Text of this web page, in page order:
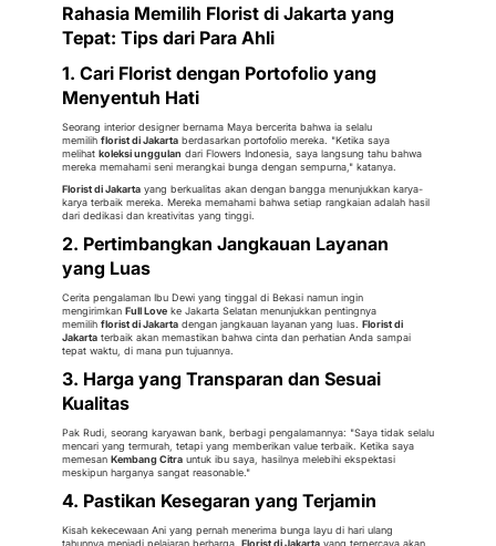
Rahasia Memilih Florist di Jakarta yang
Tepat: Tips dari Para Ahli
1. Cari Florist dengan Portofolio yang
Menyentuh Hati
Seorang interior designer bernama Maya bercerita bahwa ia selalu
memilih florist di Jakarta berdasarkan portofolio mereka. "Ketika saya
melihat koleksi unggulan dari Flowers Indonesia, saya langsung tahu bahwa
mereka memahami seni merangkai bunga dengan sempurna," katanya.
Florist di Jakarta yang berkualitas akan dengan bangga menunjukkan karya-
karya terbaik mereka. Mereka memahami bahwa setiap rangkaian adalah hasil
dari dedikasi dan kreativitas yang tinggi.
2. Pertimbangkan Jangkauan Layanan
yang Luas
Cerita pengalaman Ibu Dewi yang tinggal di Bekasi namun ingin
mengirimkan Full Love ke Jakarta Selatan menunjukkan pentingnya
memilih florist di Jakarta dengan jangkauan layanan yang luas. Florist di
Jakarta terbaik akan memastikan bahwa cinta dan perhatian Anda sampai
tepat waktu, di mana pun tujuannya.
3. Harga yang Transparan dan Sesuai
Kualitas
Pak Rudi, seorang karyawan bank, berbagi pengalamannya: "Saya tidak selalu
mencari yang termurah, tetapi yang memberikan value terbaik. Ketika saya
memesan Kembang Citra untuk ibu saya, hasilnya melebihi ekspektasi
meskipun harganya sangat reasonable."
4. Pastikan Kesegaran yang Terjamin
Kisah kekecewaan Ani yang pernah menerima bunga layu di hari ulang
tahunnya menjadi pelajaran berharga. Florist di Jakarta yang terpercaya akan